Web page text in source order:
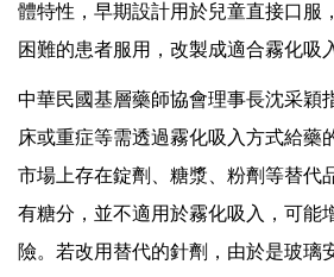
體特性，早期設計用於兒童直接口服
困難的患者服用，改製成適合霧化吸
中華民國基層藥師協會理事長沈采穎
床或重症等需透過霧化吸入方式給藥
市場上存在錠劑、糖漿、粉劑等替代
有糖分，並不適用於霧化吸入，可能
險。若改用替代的針劑，由於是玻璃